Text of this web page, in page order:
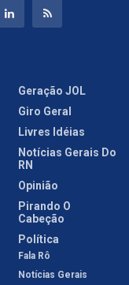
Geração JOL
Giro Geral
Livres Idéias
Notícias Gerais Do
RN
Opinião
Pirando O
Cabeção
Política
Fala Rô
Notícias Gerais